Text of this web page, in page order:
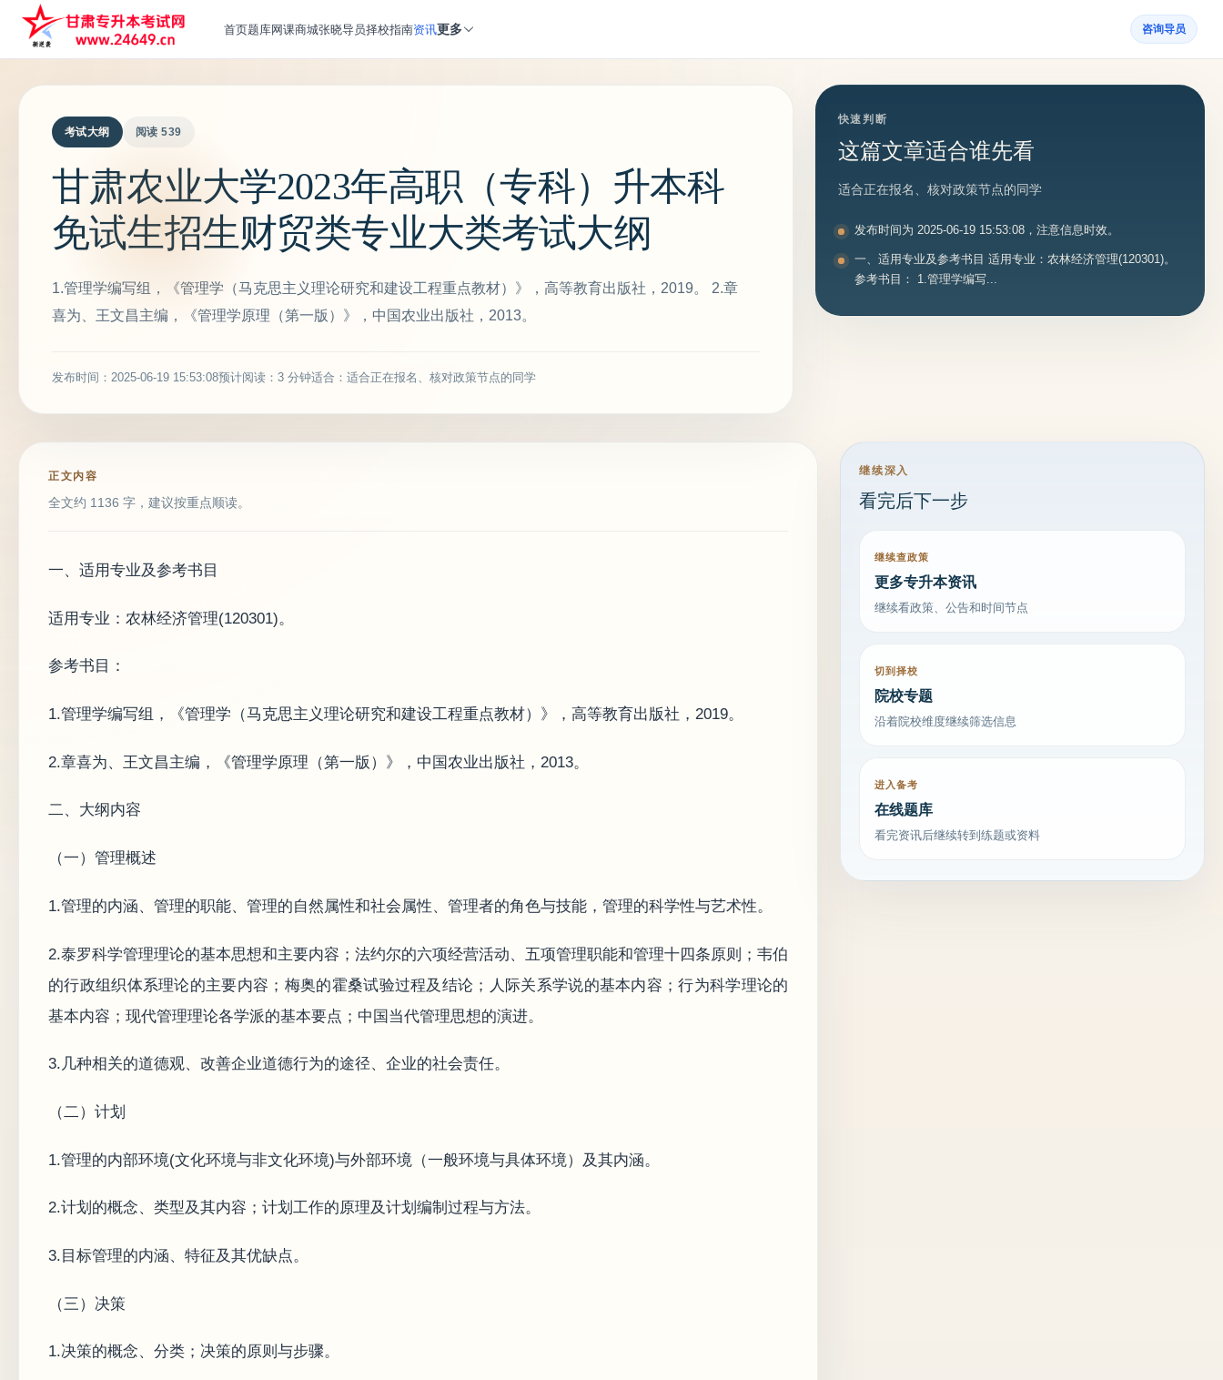
首页题库网课商城张晓导员择校指南资讯更多 咨询导员
考试大纲 阅读 539
甘肃农业大学2023年高职（专科）升本科
免试生招生财贸类专业大类考试大纲
1.管理学编写组，《管理学（马克思主义理论研究和建设工程重点教材）》，高等教育出版社，2019。 2.章
喜为、王文昌主编，《管理学原理（第一版）》，中国农业出版社，2013。
发布时间：2025-06-19 15:53:08预计阅读：3 分钟适合：适合正在报名、核对政策节点的同学
快速判断
这篇文章适合谁先看
适合正在报名、核对政策节点的同学
发布时间为 2025-06-19 15:53:08，注意信息时效。
一、适用专业及参考书目 适用专业：农林经济管理(120301)。
参考书目： 1.管理学编写...
正文内容
全文约 1136 字，建议按重点顺读。
一、适用专业及参考书目
适用专业：农林经济管理(120301)。
参考书目：
1.管理学编写组，《管理学（马克思主义理论研究和建设工程重点教材）》，高等教育出版社，2019。
2.章喜为、王文昌主编，《管理学原理（第一版）》，中国农业出版社，2013。
二、大纲内容
（一）管理概述
1.管理的内涵、管理的职能、管理的自然属性和社会属性、管理者的角色与技能，管理的科学性与艺术性。
2.泰罗科学管理理论的基本思想和主要内容；法约尔的六项经营活动、五项管理职能和管理十四条原则；韦伯
的行政组织体系理论的主要内容；梅奥的霍桑试验过程及结论；人际关系学说的基本内容；行为科学理论的
基本内容；现代管理理论各学派的基本要点；中国当代管理思想的演进。
3.几种相关的道德观、改善企业道德行为的途径、企业的社会责任。
（二）计划
1.管理的内部环境(文化环境与非文化环境)与外部环境（一般环境与具体环境）及其内涵。
2.计划的概念、类型及其内容；计划工作的原理及计划编制过程与方法。
3.目标管理的内涵、特征及其优缺点。
（三）决策
1.决策的概念、分类；决策的原则与步骤。
继续深入
看完后下一步
继续查政策
更多专升本资讯
继续看政策、公告和时间节点
切到择校
院校专题
沿着院校维度继续筛选信息
进入备考
在线题库
看完资讯后继续转到练题或资料